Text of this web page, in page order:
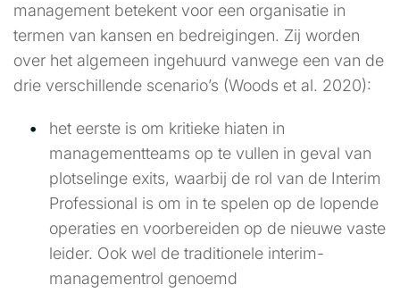
management betekent voor een organisatie in
termen van kansen en bedreigingen. Zij worden
over het algemeen ingehuurd vanwege een van de
drie verschillende scenario’s (Woods et al. 2020):
het eerste is om kritieke hiaten in
managementteams op te vullen in geval van
plotselinge exits, waarbij de rol van de Interim
Professional is om in te spelen op de lopende
operaties en voorbereiden op de nieuwe vaste
leider. Ook wel de traditionele interim-
managementrol genoemd